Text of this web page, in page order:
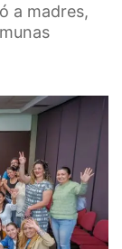
a madres,